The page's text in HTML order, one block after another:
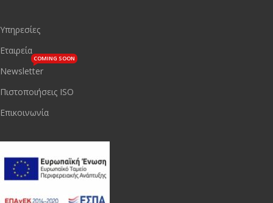
Υπηρεσίες
Εταιρεία
Newsletter
COMING SOON
Πιστοποιήσεις ISO
Επικοινωνία